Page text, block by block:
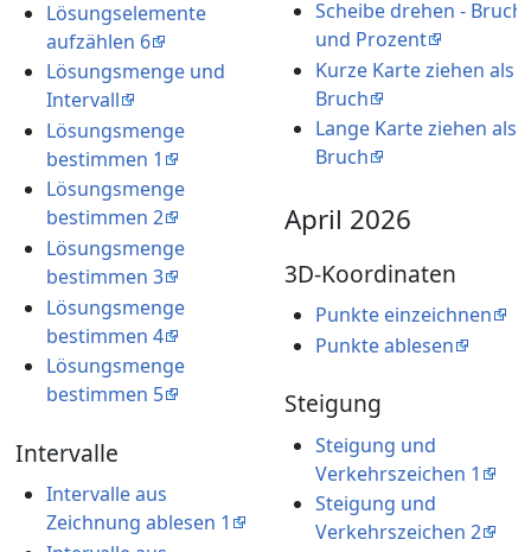
Lösungselemente
aufzählen 6
Lösungsmenge und
Intervall
Lösungsmenge
bestimmen 1
Lösungsmenge
bestimmen 2
Lösungsmenge
bestimmen 3
Lösungsmenge
bestimmen 4
Lösungsmenge
bestimmen 5
Intervalle
Intervalle aus
Zeichnung ablesen 1
Scheibe drehen - Bruch
und Prozent
Kurze Karte ziehen als
Bruch
Lange Karte ziehen als
Bruch
April 2026
3D-Koordinaten
Punkte einzeichnen
Punkte ablesen
Steigung
Steigung und
Verkehrszeichen 1
Steigung und
Verkehrszeichen 2